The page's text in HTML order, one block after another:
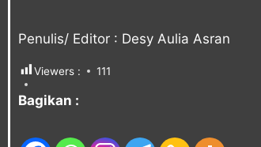
Penulis/ Editor : Desy Aulia Asran
Viewers : 111
Bagikan :